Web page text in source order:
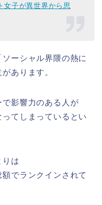
女子が異世界から思
ソーシャル界隈の熱に
あります。
影響力のある人が
てしまっているとい
は
でランクインされて